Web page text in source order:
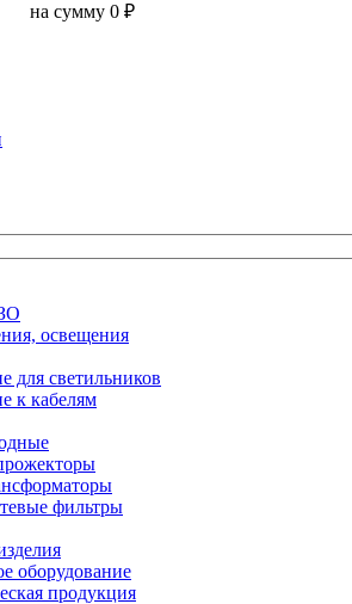
на сумму 0 ₽
освещения
для светильников
к кабелям
фильтры
оборудование
продукция